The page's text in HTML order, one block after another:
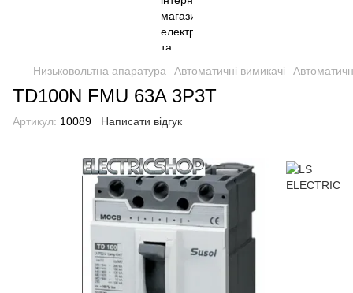
Низьковольтна апаратура Автоматичні вимикачі
TD100N FMU 63A 3P3T
Артикул: 10089 Написати відгук